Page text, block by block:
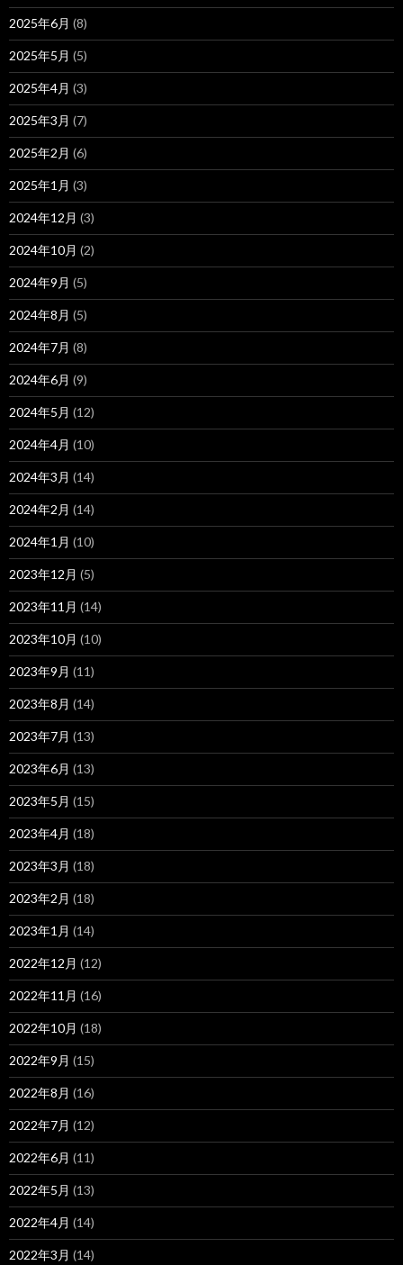
2025年6月 (8)
2025年5月 (5)
2025年4月 (3)
2025年3月 (7)
2025年2月 (6)
2025年1月 (3)
2024年12月 (3)
2024年10月 (2)
2024年9月 (5)
2024年8月 (5)
2024年7月 (8)
2024年6月 (9)
2024年5月 (12)
2024年4月 (10)
2024年3月 (14)
2024年2月 (14)
2024年1月 (10)
2023年12月 (5)
2023年11月 (14)
2023年10月 (10)
2023年9月 (11)
2023年8月 (14)
2023年7月 (13)
2023年6月 (13)
2023年5月 (15)
2023年4月 (18)
2023年3月 (18)
2023年2月 (18)
2023年1月 (14)
2022年12月 (12)
2022年11月 (16)
2022年10月 (18)
2022年9月 (15)
2022年8月 (16)
2022年7月 (12)
2022年6月 (11)
2022年5月 (13)
2022年4月 (14)
2022年3月 (14)